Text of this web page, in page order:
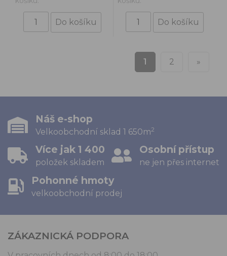
1 2 »
Náš e-shop
Velkoobchodní sklad 1 650m2
Více jak 1 400
položek skladem
Osobní přístup
ne jen přes internet
Pohonné hmoty
velkoobchodní prodej
ZÁKAZNICKÁ PODPORA